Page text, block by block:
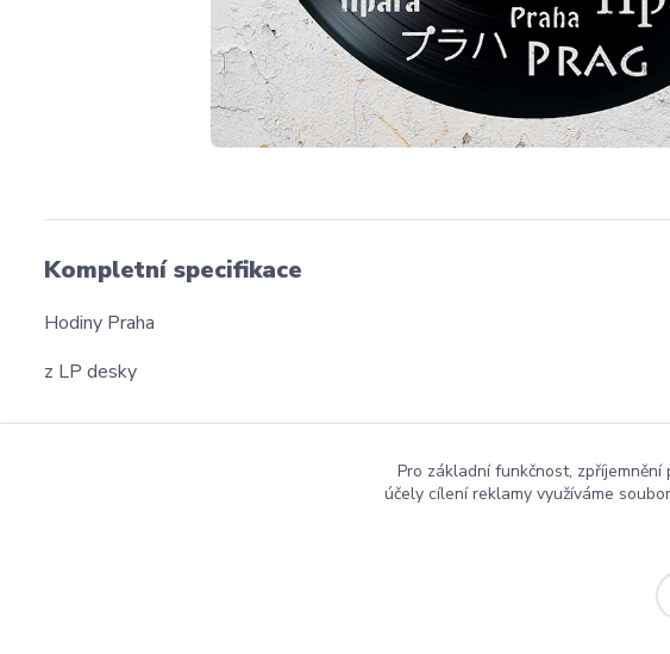
Kompletní specifikace
Hodiny Praha
z LP desky
Pro základní funkčnost,
účely cílení reklamy využíváme